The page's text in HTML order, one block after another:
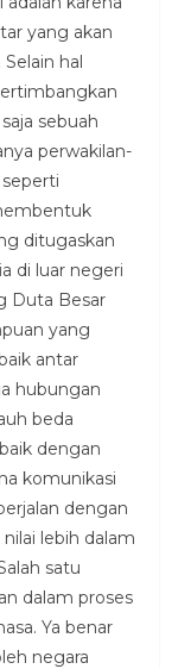
yang akan
hal
sebuah
perwakilan-
ditugaskan
di luar negeri
Duta Besar
yang
antar
hubungan
beda
dengan
komunikasi
dengan
lebih dalam
satu
dalam proses
Ya benar
negara